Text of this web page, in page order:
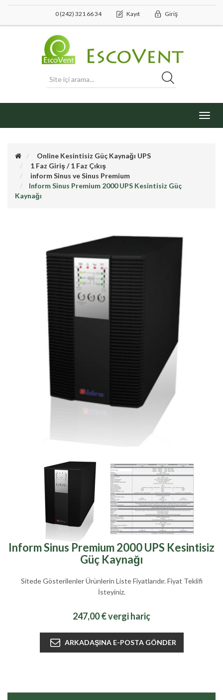
0 (242) 321 66 34 Kayıt Giriş
Online Kesintisiz Güç Kaynağı UPS
1 Faz Giriş / 1 Faz Çıkış
inform Sinus ve Sinus Premium
Inform Sinus Premium 2000 UPS Kesintisiz Güç
Kaynağı
Inform Sinus Premium 2000 UPS Kesintisiz
Güç Kaynağı
Sitede Gösterilenler Ürünlerin Liste Fiyatlarıdır. Fiyat Teklifi
İsteyiniz.
247,00 € vergi hariç